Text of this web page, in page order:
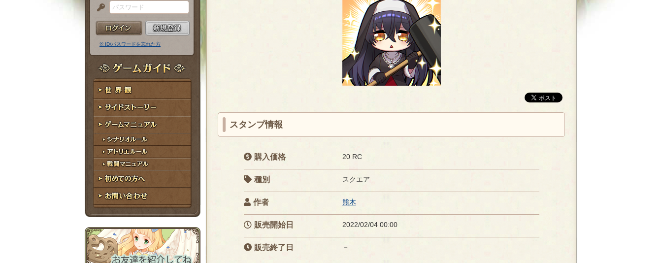
メ
ー
ル
ア
ド
レ
ス
パ
ス
ー
ド
※ ID/パスワードを忘れた方
ゲームガイド
世界観
サイドストーリー
ゲームマニュアル
シナリオルール
アトリエルール
戦闘マニュアル
初めての方へ
お問い合わせ
スタンプ情報
購入価格 20 RC
種別 スクエア
作者 熊木
販売開始日 2022/02/04 00:00
販売終了日 －